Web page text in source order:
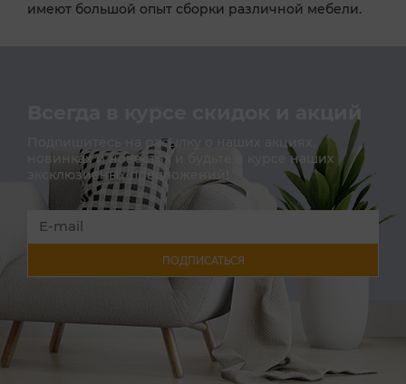
имеют большой опыт сборки различной мебели.
Всегда в курсе скидок и акций
Подпишитесь на расылку о наших акциях,
новинках и новостях и будьте в курсе наших
эксклюзивных предложений!
ПОДПИСАТЬСЯ